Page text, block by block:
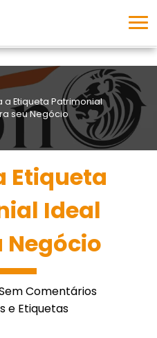
a Etiqueta Patrimonial
seu Negócio
Etiqueta
Ideal
Negócio
Comentários
e Etiquetas